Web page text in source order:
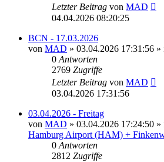
Letzter Beitrag von MAD
04.04.2026 08:20:25
BCN - 17.03.2026
von MAD » 03.04.2026 17:31:56 »
0 Antworten
2769 Zugriffe
Letzter Beitrag von MAD
03.04.2026 17:31:56
03.04.2026 - Freitag
von MAD » 03.04.2026 17:24:50 »
Hamburg Airport (HAM) +
0 Antworten
2812 Zugriffe